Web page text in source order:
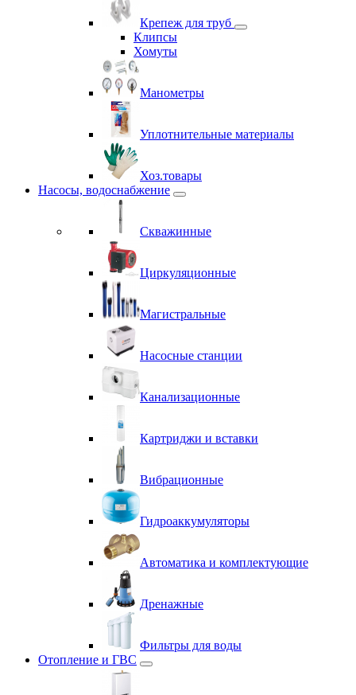
Крепеж для труб
Клипсы
Хомуты
Манометры
Уплотнительные материалы
Хоз.товары
Насосы, водоснабжение
Скважинные
Циркуляционные
Магистральные
Насосные станции
Канализационные
Картриджи и вставки
Вибрационные
Гидроаккумуляторы
Автоматика и комплектующие
Дренажные
Фильтры для воды
Отопление и ГВС